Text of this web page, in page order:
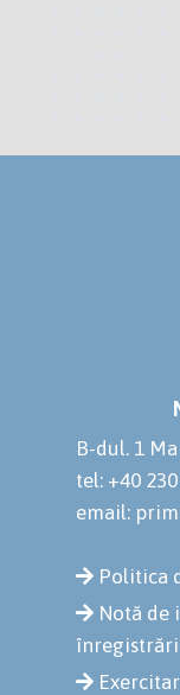
B-dul. 1
tel: +40
email:
Politica
Notă de